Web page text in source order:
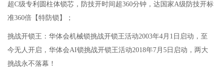
超C级专利圆柱体锁芯，防技开时间超360分钟，达国家A级防技开标
准360倍【特防锁】；
挑战开锁王：华体会机械锁挑战开锁王活动2003年4月1日启动，至
今无人开启，华体会AI锁挑战开锁王活动2018年7月5日启动，两大
挑战永不落幕！